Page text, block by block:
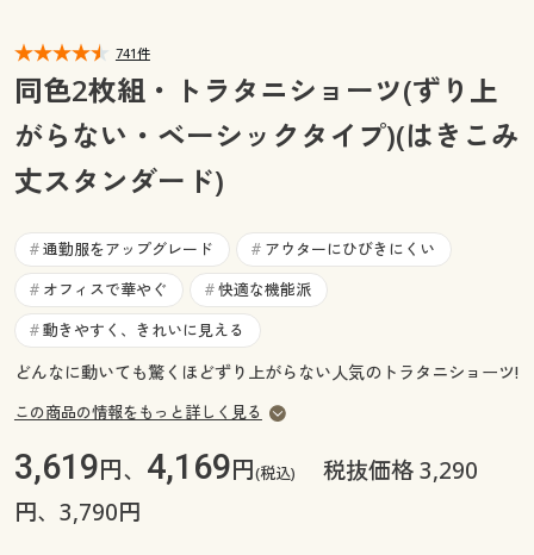
マイページ
閲覧履歴
お気に入り
サポート
ご利用ガイド
よくある質問とお問い合わせ
閲覧履歴
お気に入り
サポート
ご利用ガイド
よくある質問とお問い合わせ
741件
同色2枚組・トラタニショーツ(ずり上
がらない・ベーシックタイプ)(はきこみ
丈スタンダード)
# 通勤服をアップグレード # アウターにひびきにくい
# オフィスで華やぐ # 快適な機能派
# 動きやすく、きれいに見える
どんなに動いても驚くほどずり上がらない人気のトラタニショーツ!
この商品の情報をもっと詳しく見る
3,619円、 4,169円(税込)
税抜価格 3,290
円、3,790円